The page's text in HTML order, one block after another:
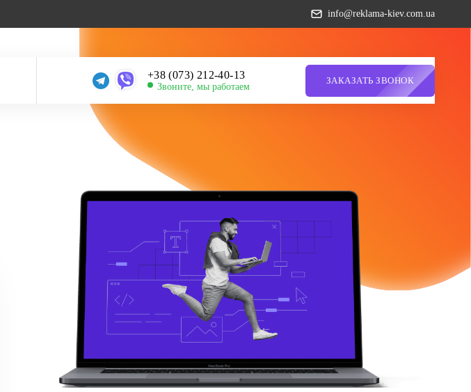
info@reklama-kiev.com.ua
+38 (073) 212-40-13
Звоните, мы работаем
ЗАКАЗАТЬ ЗВОНОК